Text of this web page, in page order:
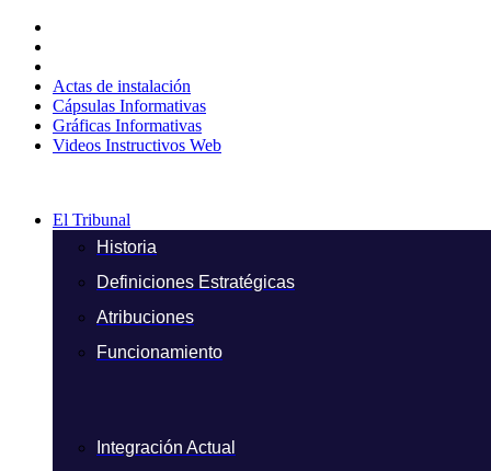
contenido
Actas de instalación
Cápsulas Informativas
Gráficas Informativas
Videos Instructivos Web
El Tribunal
Historia
Definiciones Estratégicas
Atribuciones
Funcionamiento
Integración Actual